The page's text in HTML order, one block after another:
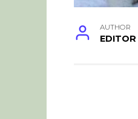
AUTHOR
EDITOR